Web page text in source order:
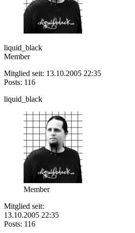
liquid_black
Member
Mitglied seit: 13.10.2005 22:35
Posts: 116
liquid_black
Member
Mitglied seit:
13.10.2005 22:35
Posts: 116